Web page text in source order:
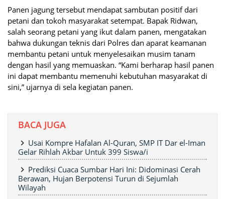
Panen jagung tersebut mendapat sambutan positif dari
petani dan tokoh masyarakat setempat. Bapak Ridwan,
salah seorang petani yang ikut dalam panen, mengatakan
bahwa dukungan teknis dari Polres dan aparat keamanan
membantu petani untuk menyelesaikan musim tanam
dengan hasil yang memuaskan. “Kami berharap hasil panen
ini dapat membantu memenuhi kebutuhan masyarakat di
sini,” ujarnya di sela kegiatan panen.
BACA JUGA
Usai Kompre Hafalan Al-Quran, SMP IT Dar el-Iman
Gelar Rihlah Akbar Untuk 399 Siswa/i
Prediksi Cuaca Sumbar Hari Ini: Didominasi Cerah
Berawan, Hujan Berpotensi Turun di Sejumlah
Wilayah